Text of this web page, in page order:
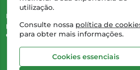
Esta farmácia (Farmácia Gonçalves)
pelo INFARMED para a dispensa de
de saúde ao domicílio e através da
Dra. Cristina
Gonçalves
utilização.
Consulte nossa política de
para obter mais informações.
Cookies essenciais